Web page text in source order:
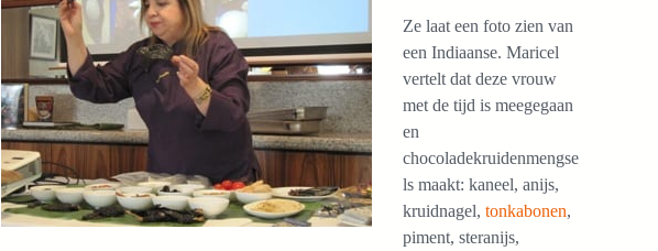
Ze laat een foto zien van
een Indiaanse. Maricel
vertelt dat deze vrouw
met de tijd is meegegaan
en
chocoladekruidenmengse
ls maakt: kaneel, anijs,
kruidnagel, tonkabonen,
piment, steranijs,